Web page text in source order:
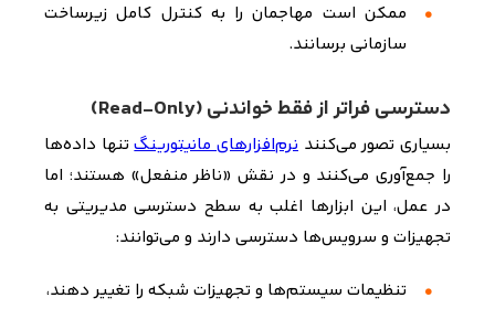
ممکن است مهاجمان را به کنترل کامل زیرساخت
سازمانی برسانند.
دسترسی فراتر از فقط خواندنی(Read-Only)
بسیاری تصور می‌کنند نرم‌افزارهای مانیتورینگتنها داده‌ها
را جمع‌آوری می‌کنند و در نقش «ناظر منفعل» هستند؛ اما
در عمل، این ابزارها اغلب به سطح دسترسی مدیریتی به
تجهیزات و سرویس‌ها دسترسی دارند و می‌توانند:
تنظیمات سیستم‌ها و تجهیزات شبکه را تغییر دهند،